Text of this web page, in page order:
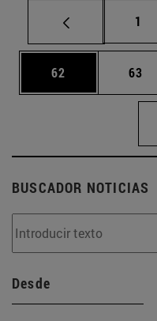
1
Página
62 63
BUSCADOR NOTICIAS
Desde